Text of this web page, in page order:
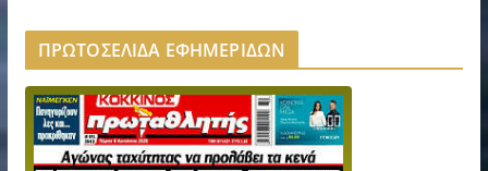
ΠΡΩΤΟΣΕΛΙΔΑ ΕΦΗΜΕΡΙΔΩΝ